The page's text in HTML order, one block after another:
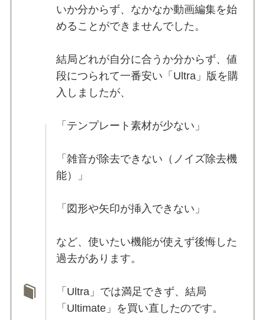
いか分からず、なかなか動画編集を始
めることができませんでした。
結局どれが自分に合うか分からず、値
段につられて一番安い「Ultra」版を購
入しましたが、
「テンプレート素材が少ない」
「雑音が除去できない（ノイズ除去機
能）」
「図形や矢印が挿入できない」
など、使いたい機能が使えず後悔した
過去があります。
「Ultra」では満足できず、結局
「Ultimate」を買い直したのです。